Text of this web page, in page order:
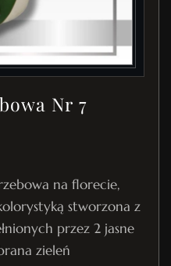
Nr 7
na florecie,
stworzona z
przez 2 jasne
zieleń